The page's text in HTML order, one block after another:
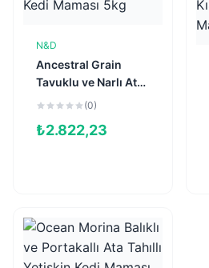
N&D
Ancestral Grain
Tavuklu ve Narlı Ata
Tahıllı
Maması 5kg
(0)
₺2.822,23